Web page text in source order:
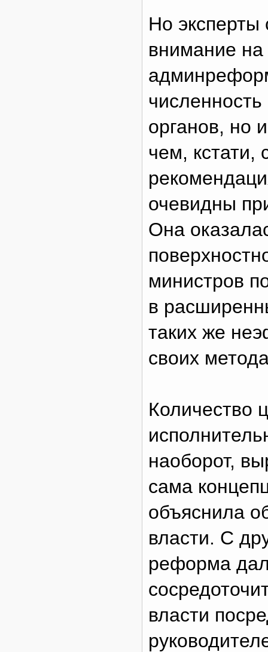
Но
внимание
органов, но
чем, кстати,
очевидны
Она
министров
в
таких же
своих
Количество
наоборот,
сама
объяснила
власти. С
реформа
власти